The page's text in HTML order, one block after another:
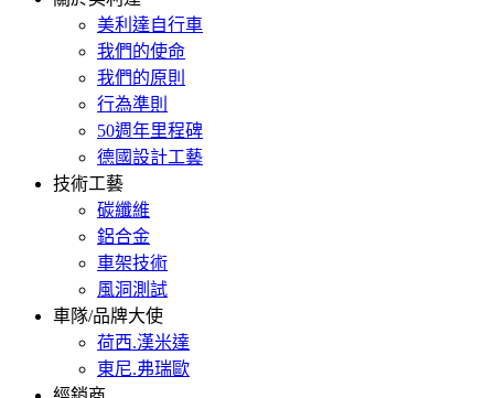
美利達自行車
我們的使命
我們的原則
行為準則
50週年里程碑
德國設計工藝
技術工藝
碳纖維
鋁合金
車架技術
風洞測試
車隊/品牌大使
荷西.漢米達
東尼.弗瑞歐